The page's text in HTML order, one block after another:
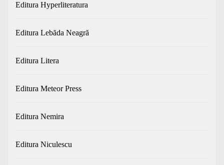
Editura Hyperliteratura
Editura Lebăda Neagră
Editura Litera
Editura Meteor Press
Editura Nemira
Editura Niculescu